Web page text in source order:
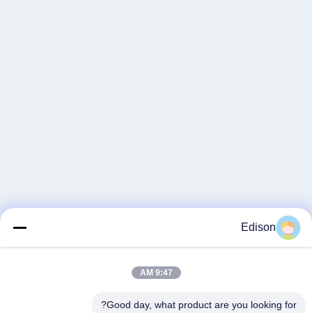
Edison
9:47 AM
Good day, what product are you looking for?